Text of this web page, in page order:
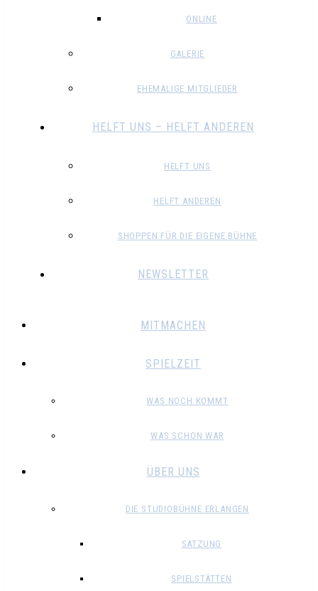
ONLINE
GALERIE
EHEMALIGE MITGLIEDER
HELFT UNS – HELFT ANDEREN
HELFT UNS
HELFT ANDEREN
SHOPPEN FÜR DIE EIGENE BÜHNE
NEWSLETTER
MITMACHEN
SPIELZEIT
WAS NOCH KOMMT
WAS SCHON WAR
ÜBER UNS
DIE STUDIOBÜHNE ERLANGEN
SATZUNG
SPIELSTÄTTEN